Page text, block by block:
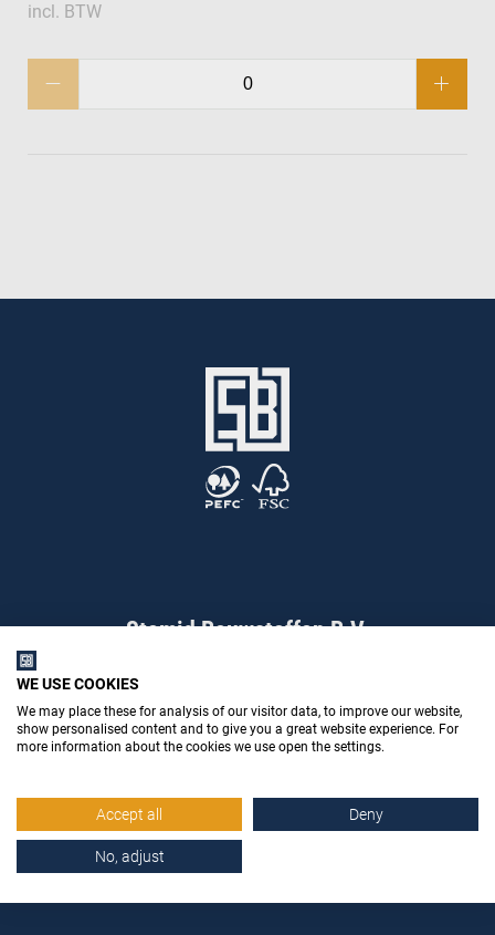
incl. BTW
Stemid Bouwstoffen B.V.
Poppenbouwing 10
online@stemidbouwstoffen.nl
WE USE COOKIES
We may place these for analysis of our visitor data, to improve our website,
show personalised content and to give you a great website experience. For
more information about the cookies we use open the settings.
Accept all Deny
No, adjust